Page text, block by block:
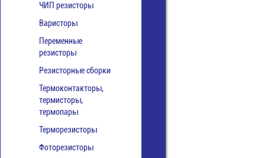
ЧИП резисторы
Варисторы
Переменные
резисторы
Резисторные сборки
Термоконтакторы,
термисторы,
термопары
Терморезисторы
Фоторезисторы